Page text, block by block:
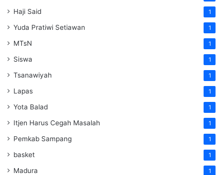
Haji Said 1
Yuda Pratiwi Setiawan 1
MTsN 1
Siswa 1
Tsanawiyah 1
Lapas 1
Yota Balad 1
Itjen Harus Cegah Masalah 1
Pemkab Sampang 1
basket 1
Madura 1